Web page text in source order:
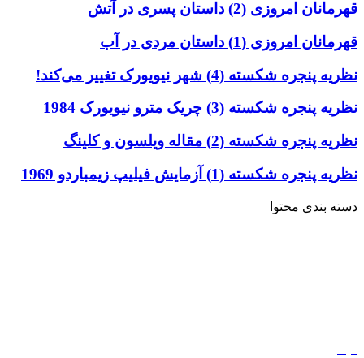
قهرمانان امروزی (2) داستان پسری در آتش
قهرمانان امروزی (1) داستان مردی در آب
نظریه پنجره شکسته (4) شهر نیویورک تغییر می‌کند!
نظریه پنجره شکسته (3) چریک مترو نیویورک 1984
نظریه پنجره شکسته (2) مقاله ویلسون و کلینگ
نظریه پنجره شکسته (1) آزمایش فیلیپ زیمباردو 1969
دسته بندی محتوا